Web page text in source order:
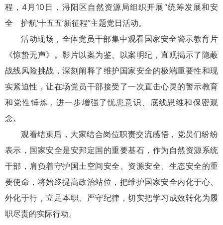
程，4月10日，浔阳区自然资源局组织开展“统筹发展和安
全 护航‘十五五’新征程”主题党日活动。
活动现场，全体党员干部集中观看国家安全警示教育片
《惊蛰无声》。影片以案为鉴、以案明纪，直观揭示了隐蔽
战线风险挑战，深刻阐释了维护国家安全的极端重要性和现
实紧迫性，让在场党员干部接受了一次直击心灵的警示教育
和党性锤炼，进一步增强了忧患意识、底线思维和保密观
念。
观看结束后，大家结合岗位职责交流感悟，党员们纷纷
表示，国家安全是安邦定国的重要基石，作为自然资源系统
干部，肩负着守护国土空间安全、资源安全、生态安全的重
要使命，将始终提高政治站位，把维护国家安全内化于心、
外化于行，立足本职、严守纪律，切实把学习成效转化为履
职尽责的实际行动。